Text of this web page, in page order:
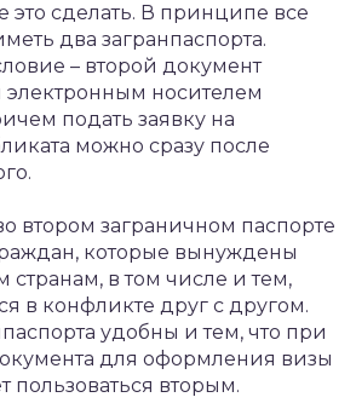
сделать. В принципе все
два загранпаспорта.
– второй документ
электронным носителем
подать заявку на
можно сразу после
втором заграничном паспорте
которые вынуждены
странам, в том числе и тем,
в конфликте друг с другом.
удобны и тем, что при
для оформления визы
пользоваться вторым.